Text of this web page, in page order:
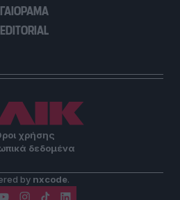
ΓΑΙΟΡΑΜΑ
EDITORIAL
χρήσης
δεδομένα
by nxcode.